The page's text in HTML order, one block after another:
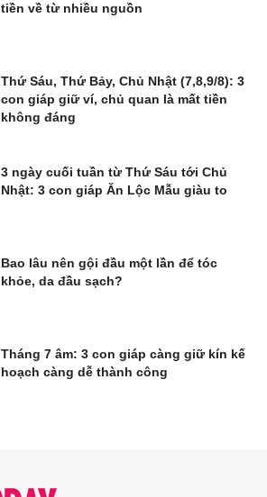
tiền về từ nhiều nguồn
Thứ Sáu, Thứ Bảy, Chủ Nhật (7,8,9/8): 3
con giáp giữ ví, chủ quan là mất tiền
không đáng
3 ngày cuối tuần từ Thứ Sáu tới Chủ
Nhật: 3 con giáp Ăn Lộc Mẫu giàu to
Bao lâu nên gội đầu một lần để tóc
khỏe, da đầu sạch?
Tháng 7 âm: 3 con giáp càng giữ kín kế
hoạch càng dễ thành công